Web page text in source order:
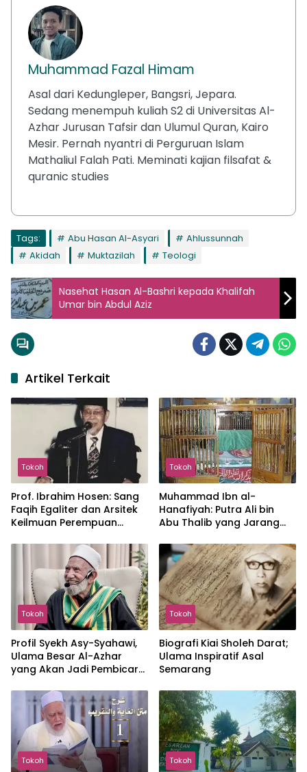
Muhammad Fazal Himam
Asal dari Kedungleper, Bangsri, Jepara.
Sedang menempuh kuliah S2 di Universitas Al-
Azhar Jurusan Tafsir dan Ulumul Quran, Kairo
Mesir. Pernah nyantri di Perguruan Islam
Mathaliul Falah Pati. Meminati kajian filsafat &
quranic studies
Tags: Abu Hasan Al-Asyari
Ahlussunnah
Akidah
Muktazilah Teologi
Nasehat Hasan Al-Bashri kepada Khalifah
Umar bin Abdul Aziz
Artikel Terkait
Tokoh
Prof. Ibrahim Hosen: Sang
Faqih Egaliter dan Arsitek
Keilmuan Perempuan
Tokoh
Muhammad Ibn al-
Hanafiyah: Putra Ali bin
Abu Thalib yang Jarang
Tokoh
Profil Syekh Asy-Syahawi,
Ulama Besar Al-Azhar
yang Akan Jadi Pembicara
Akbar di Masjid Istiqlal
Tokoh
Biografi Kiai Sholeh Darat;
Ulama Inspiratif Asal
Semarang
Tokoh Tokoh